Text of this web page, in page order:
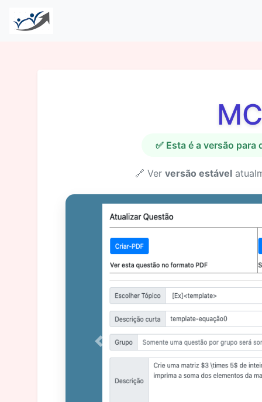
✅ Esta é a versão
🔗 Ver versão estável
Previous